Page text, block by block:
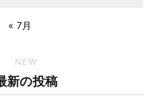
« 7月
NEW
新の投稿